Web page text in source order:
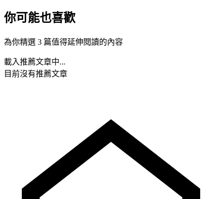
你可能也喜歡
為你精選 3 篇值得延伸閱讀的內容
載入推薦文章中...
目前沒有推薦文章